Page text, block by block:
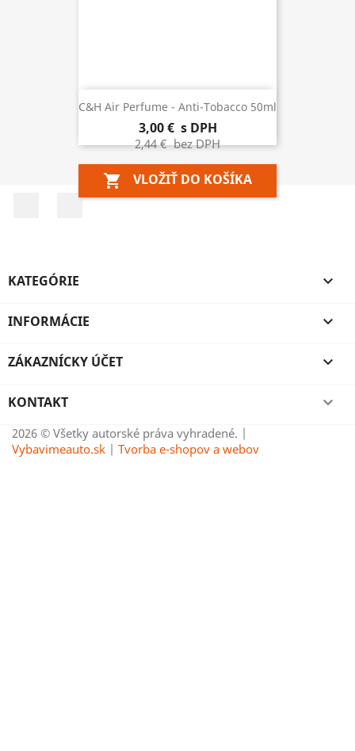
C&H Air Perfume - Anti-Tobacco 50ml
3,00 € s DPH
2,44 €bez DPH
shopping_cart
VLOŽIŤ DO KOŠÍKA
FacebookInstagram
KATEGÓRIE 
INFORMÁCIE 
ZÁKAZNÍCKY ÚČET 
KONTAKT 
2026 © Všetky autorské práva vyhradené. |
Vybavimeauto.sk | Tvorba e-shopov a webov